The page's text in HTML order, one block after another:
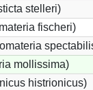
stelleri)
fischeri)
mollissima)
histrionicus)